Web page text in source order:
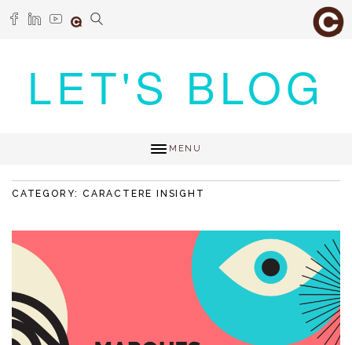
LET'S BLOG
MENU
CATEGORY: CARACTERE INSIGHT